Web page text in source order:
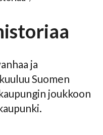
ja
Suomen
joukkoon